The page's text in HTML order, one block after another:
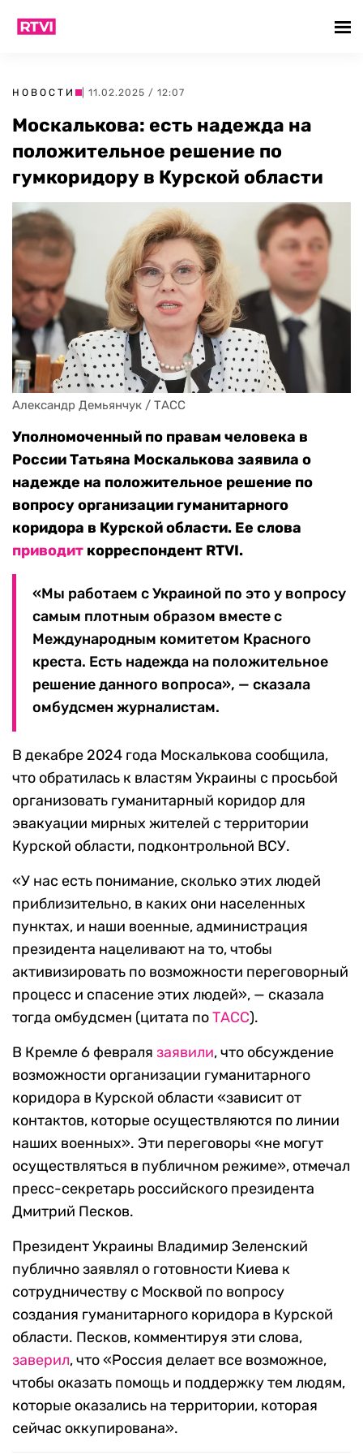
НОВОСТИ | 11.02.2025 / 12:07
Москалькова: есть надежда на
положительное решение по
гумкоридору в Курской области
Александр Демьянчук / ТАСС
Уполномоченный по правам человека в
России Татьяна Москалькова заявила о
надежде на положительное решение по
вопросу организации гуманитарного
коридора в Курской области. Ее слова
приводит корреспондент RTVI.
«Мы работаем с Украиной по это у вопросу
самым плотным образом вместе с
Международным комитетом Красного
креста. Есть надежда на положительное
решение данного вопроса», — сказала
омбудсмен журналистам.
В декабре 2024 года Москалькова сообщила,
что обратилась к властям Украины с просьбой
организовать гуманитарный коридор для
эвакуации мирных жителей с территории
Курской области, подконтрольной ВСУ.
«У нас есть понимание, сколько этих людей
приблизительно, в каких они населенных
пунктах, и наши военные, администрация
президента нацеливают на то, чтобы
активизировать по возможности переговорный
процесс и спасение этих людей», — сказала
тогда омбудсмен (цитата поТАСС).
В Кремле 6 февраля заявили, что обсуждение
возможности организации гуманитарного
коридора в Курской области «зависит от
контактов, которые осуществляются по линии
наших военных». Эти переговоры «не могут
осуществляться в публичном режиме», отмечал
пресс-секретарь российского президента
Дмитрий Песков.
Президент Украины Владимир Зеленский
публично заявлял о готовности Киева к
сотрудничеству с Москвой по вопросу
создания гуманитарного коридора в Курской
области. Песков, комментируя эти слова,
заверил, что «Россия делает все возможное,
чтобы оказать помощь и поддержку тем людям,
которые оказались на территории, которая
сейчас оккупирована».